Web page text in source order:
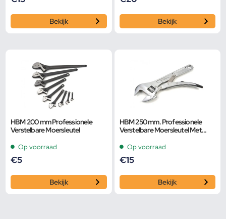
Bekijk Bekijk
HBM 200 mm Professionele
Verstelbare Moersleutel
Op voorraad
€5
Bekijk
HBM 250 mm. Professionele
Verstelbare Moersleutel Met
Op voorraad
€15
Bekijk